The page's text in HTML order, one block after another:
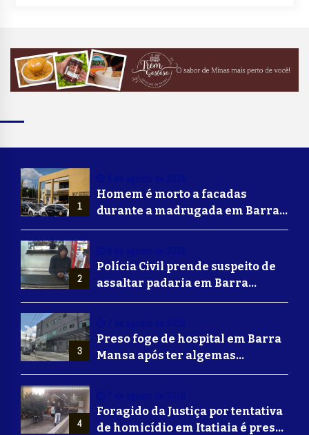
1
Homem é morto a facadas
durante a madrugada em Barra
Mansa
2
Polícia Civil prende suspeito de
assaltar padaria em Barra
Mansa
3
Preso foge de hospital em Barra
Mansa após ter algemas
retiradas para usar banheiro
4
Foragido da Justiça por tentativa
de homicídio em Itatiaia é preso